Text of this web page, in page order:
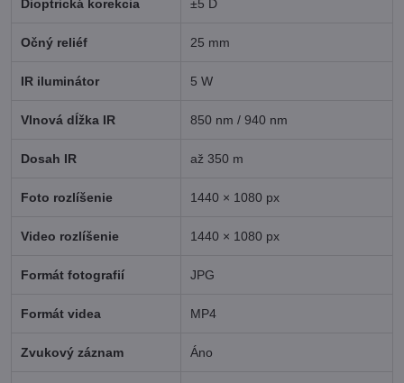
Dioptrická korekcia ±5 D
Očný reliéf 25 mm
IR iluminátor 5 W
Vlnová dĺžka IR 850 nm / 940 nm
Dosah IR až 350 m
Foto rozlíšenie 1440 × 1080 px
Video rozlíšenie 1440 × 1080 px
Formát fotografií JPG
Formát videa MP4
Zvukový záznam Áno